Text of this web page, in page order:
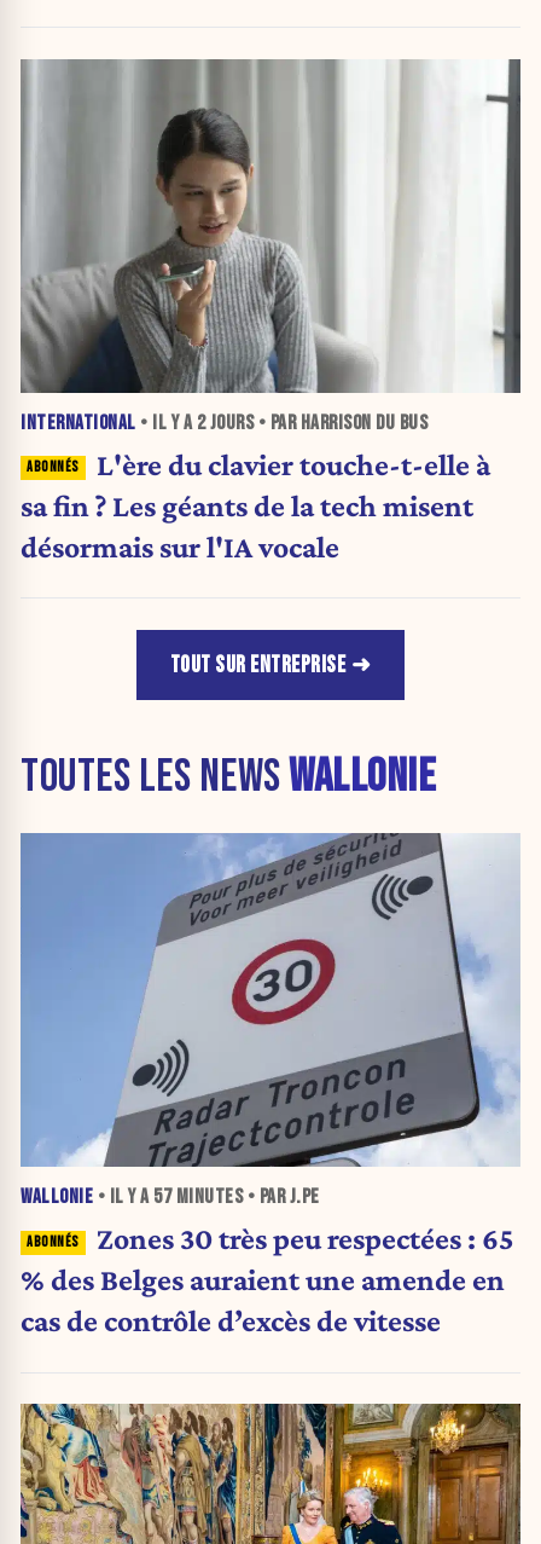
INTERNATIONAL • IL Y A 2 JOURS• PAR HARRISON DU BUS
L'ère du clavier touche-t-elle à
sa fin ? Les géants de la tech misent
désormais sur l'IA vocale
TOUT SUR ENTREPRISE
TOUTES LES NEWSWALLONIE
WALLONIE • IL Y A 57 MINUTES• PAR J.PE
Zones 30 très peu respectées : 65
% des Belges auraient une amende en
cas de contrôle d’excès de vitesse